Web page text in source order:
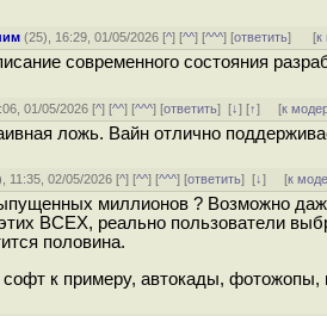
(25), 16:29, 01/05/2026 [^] [^^] [^^^] [ответить] [к
современного состояния
01/05/2026 [^] [^^] [^^^] [ответить][↓] [↑] [к
ложь. Вайн отлично
11:35, 02/05/2026 [^] [^^] [^^^] [ответить][↓] [к
миллионов ? Возможно
ВСЕХ, реально пользователи
половина.
к примеру, автокады, фотожопы,